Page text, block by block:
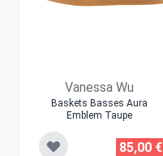
Vanessa Wu
Baskets Basses Aura
Emblem Taupe
85,00 €